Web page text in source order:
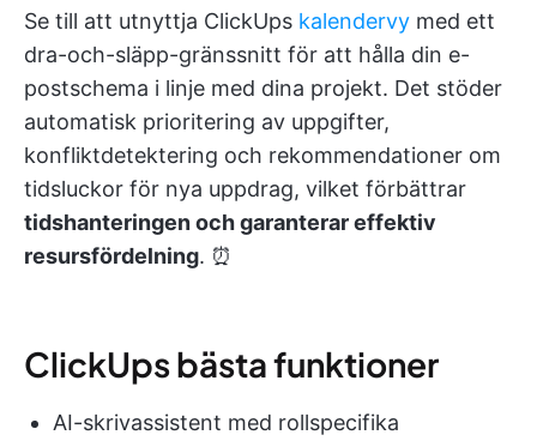
Se till att utnyttja ClickUps kalendervy med ett
dra-och-släpp-gränssnitt för att hålla din e-
postschema i linje med dina projekt. Det stöder
automatisk prioritering av uppgifter,
konfliktdetektering och rekommendationer om
tidsluckor för nya uppdrag, vilket förbättrar
tidshanteringen och garanterar effektiv
resursfördelning. ⏰
ClickUps bästa funktioner
AI-skrivassistent med rollspecifika